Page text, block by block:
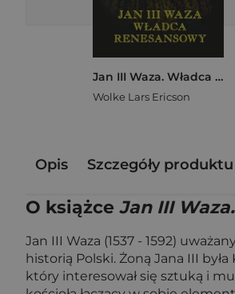
Jan III Waza. Władca renesansu w.2
Wolke Lars Ericson
Opis Szczegóły produktu
O książce Jan III
Jan III Waza (1537 - 1592)
historią Polski. Żoną Jana III
który interesował się sztuką i